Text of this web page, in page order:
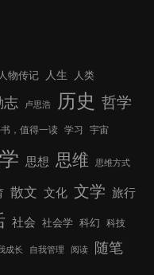
人物传记 人生 人类
志 卢思浩 历史 哲学
，值得一读 学习 宇宙
思想 思维 思维方式
散文 文化 文学 旅行
社会 社会学 科幻 科技
成长 自我管理 阅读 随笔